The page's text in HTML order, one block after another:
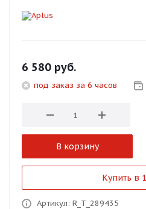
6 580 руб.
под заказ за 6 часов
В корзину
Купить в
Артикул: R_T_289435
Оставшиеся
%
% каждые 2
об оплате Плайтом